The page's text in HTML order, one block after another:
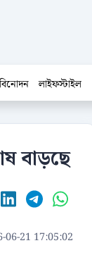
বিনোদন লাইফস্টাইল
বাড়ছে
06-21 17:05:02